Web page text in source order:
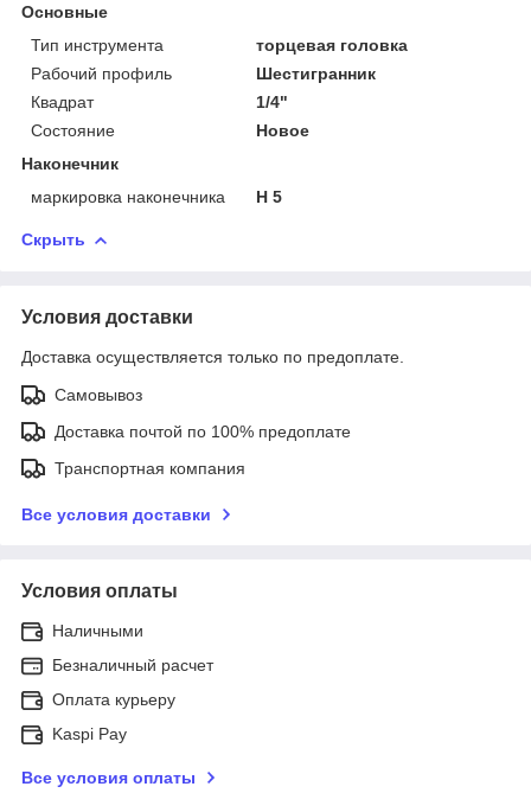
Основные
Тип инструмента
торцевая головка
Рабочий профиль
Шестигранник
Квадрат
1/4"
Состояние
Новое
Наконечник
маркировка наконечника
H 5
Скрыть
Условия доставки
Доставка осуществляется только по предоплате.
Самовывоз
Доставка почтой по 100% предоплате
Транспортная компания
Все условия доставки
Условия оплаты
Наличными
Безналичный расчет
Оплата курьеру
Kaspi Pay
Все условия оплаты